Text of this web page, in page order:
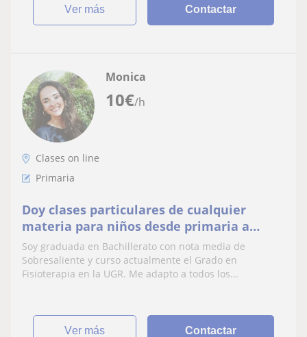
ver más Contactar
10€/h
Monica
Clases on line
Primaria
Doy clases particulares de cualquier
materia para niños desde primaria a
secundaria, ¡me adapto al nivel y
metodología que requiera el alumno!
Soy graduada en Bachillerato con nota media de
Sobresaliente y curso actualmente el Grado en
Fisioterapia en la UGR. Me adapto a todos los...
ver más Contactar